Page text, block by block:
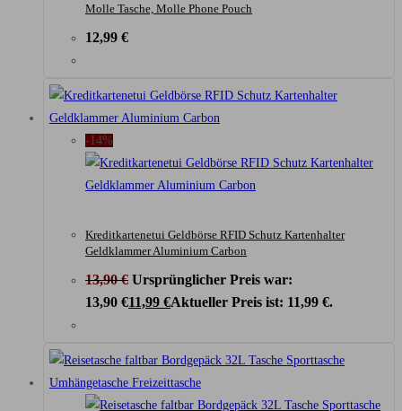
Molle Tasche, Molle Phone Pouch
12,99 €
-14%
Kreditkartenetui Geldbörse RFID Schutz Kartenhalter
Geldklammer Aluminium Carbon
13,90€ Ursprünglicher Preis war:
13,90 €11,99 €Aktueller Preis ist: 11,99 €.